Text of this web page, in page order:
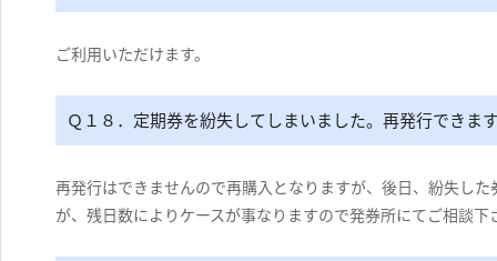
ご利用いただけます。
Ｑ１８．定期券を紛失してしまいました。再発行できま
再発行はできませんので再購入となりますが、後日、紛失し
が、残日数によりケースが事なりますので発券所にてご相談下